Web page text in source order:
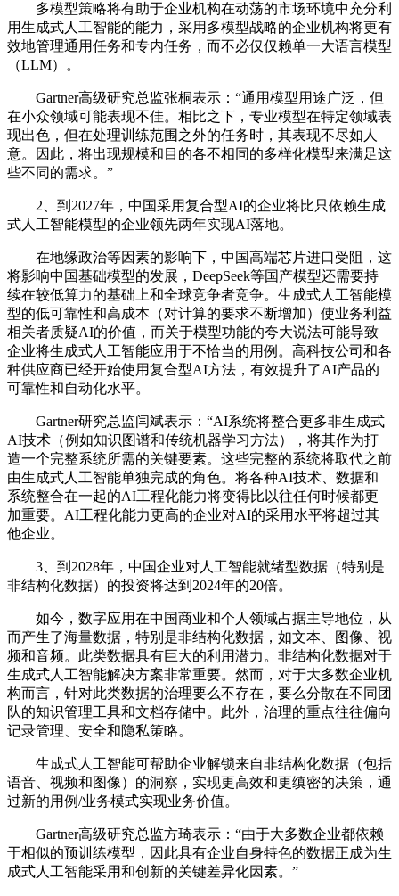
多模型策略将有助于企业机构在动荡的市场环境中充分利
用生成式人工智能的能力，采用多模型战略的企业机构将更有
效地管理通用任务和专内任务，而不必仅仅赖单一大语言模型
（LLM）。
Gartner高级研究总监张桐表示：“通用模型用途广泛，但
在小众领域可能表现不佳。相比之下，专业模型在特定领域表
现出色，但在处理训练范围之外的任务时，其表现不尽如人
意。因此，将出现规模和目的各不相同的多样化模型来满足这
些不同的需求。”
2、到2027年，中国采用复合型AI的企业将比只依赖生成
式人工智能模型的企业领先两年实现AI落地。
在地缘政治等因素的影响下，中国高端芯片进口受阻，这
将影响中国基础模型的发展，DeepSeek等国产模型还需要持
续在较低算力的基础上和全球竞争者竞争。生成式人工智能模
型的低可靠性和高成本（对计算的要求不断增加）使业务利益
相关者质疑AI的价值，而关于模型功能的夸大说法可能导致
企业将生成式人工智能应用于不恰当的用例。高科技公司和各
种供应商已经开始使用复合型AI方法，有效提升了AI产品的
可靠性和自动化水平。
Gartner研究总监闫斌表示：“AI系统将整合更多非生成式
AI技术（例如知识图谱和传统机器学习方法），将其作为打
造一个完整系统所需的关键要素。这些完整的系统将取代之前
由生成式人工智能单独完成的角色。将各种AI技术、数据和
系统整合在一起的AI工程化能力将变得比以往任何时候都更
加重要。AI工程化能力更高的企业对AI的采用水平将超过其
他企业。
3、到2028年，中国企业对人工智能就绪型数据（特别是
非结构化数据）的投资将达到2024年的20倍。
如今，数字应用在中国商业和个人领域占据主导地位，从
而产生了海量数据，特别是非结构化数据，如文本、图像、视
频和音频。此类数据具有巨大的利用潜力。非结构化数据对于
生成式人工智能解决方案非常重要。然而，对于大多数企业机
构而言，针对此类数据的治理要么不存在，要么分散在不同团
队的知识管理工具和文档存储中。此外，治理的重点往往偏向
记录管理、安全和隐私策略。
生成式人工智能可帮助企业解锁来自非结构化数据（包括
语音、视频和图像）的洞察，实现更高效和更缜密的决策，通
过新的用例/业务模式实现业务价值。
Gartner高级研究总监方琦表示：“由于大多数企业都依赖
于相似的预训练模型，因此具有企业自身特色的数据正成为生
成式人工智能采用和创新的关键差异化因素。”